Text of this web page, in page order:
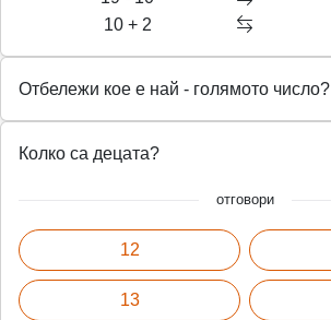
10 + 2
Отбележи кое е най - голямото число?
Колко са децата?
отговори
12
13